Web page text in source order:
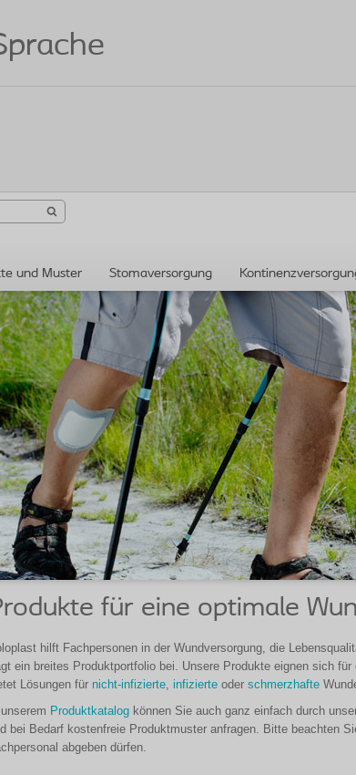
und Muster Stomaversorgung
für eine optimale
hilft Fachpersonen in der Wundversorgung, die
ein breites Produktportfolio bei. Unsere Produkte eignen sich
Lösungen für nicht-infizierte infizierte oder schmerzhafte
Produktkatalog können Sie auch ganz einfach durch
bei Bedarf kostenfreie Produktmuster anfragen. Bitte beachten
abgeben dürfen.